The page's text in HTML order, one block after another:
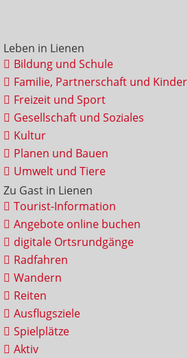
Leben in Lienen
Bildung und Schule
Familie, Partnerschaft und Kinder
Freizeit und Sport
Gesellschaft und Soziales
Kultur
Planen und Bauen
Umwelt und Tiere
Zu Gast in Lienen
Tourist-Information
Angebote online buchen
digitale Ortsrundgänge
Radfahren
Wandern
Reiten
Ausflugsziele
Spielplätze
Aktiv